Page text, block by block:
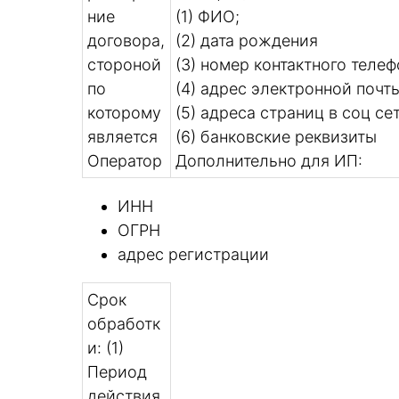
ние
договора,
стороной
по
которому
является
Оператор
(1) ФИО;
(2) дата рождения
(3) номер контактного
(4) адрес электронной
(5) адреса страниц в соц
(6) банковские реквизиты
Дополнительно для ИП:
ИНН
ОГРН
адрес регистрации
Срок
обработк
и: (1)
Период